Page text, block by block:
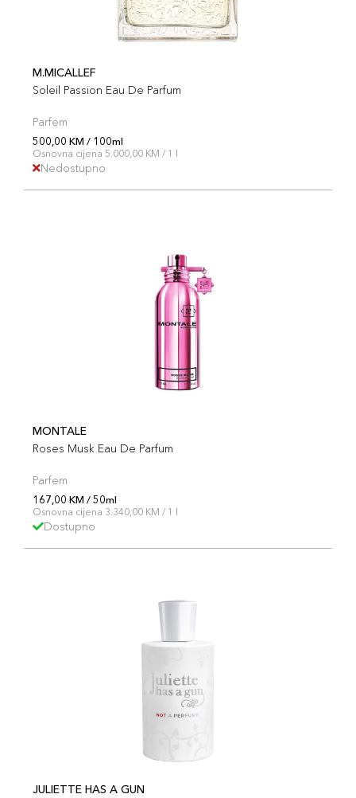
M.MICALLEF
Soleil Passion Eau De Parfum
Parfem
500,00 KM / 100ml
Osnovna cijena 5.000,00 KM / 1 l
Nedostupno
MONTALE
Roses Musk Eau De Parfum
Parfem
167,00 KM / 50ml
Osnovna cijena 3.340,00 KM / 1 l
Dostupno
JULIETTE HAS A GUN